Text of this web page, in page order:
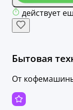
действует
Бытовая
От